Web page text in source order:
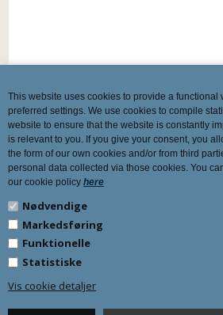
This website uses cookies to provide a functional
preferred settings. We use cookies to compile
website to ensure that the website is constantly
is relevant to you. If you give your consent, you
the form of our own cookies and/or from third
personal data collected via those cookies. You
our cookie policy here
Nødvendige
Markedsføring
Funktionelle
Statistiske
Vis cookie detaljer